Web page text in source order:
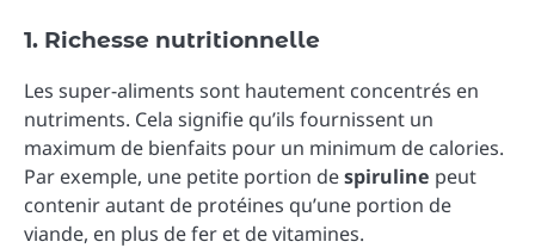
1. Richesse nutritionnelle
Les super-aliments sont hautement concentrés en
nutriments. Cela signifie qu’ils fournissent un
maximum de bienfaits pour un minimum de calories.
Par exemple, une petite portion despiruline peut
contenir autant de protéines qu’une portion de
viande, en plus de fer et de vitamines.